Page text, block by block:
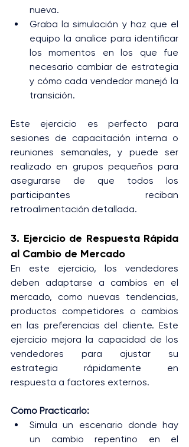
nueva.
Graba la simulación y haz que el
equipo la analice para identificar
los momentos en los que fue
necesario cambiar de estrategia
y cómo cada vendedor manejó la
transición.
Este ejercicio es perfecto para
sesiones de capacitación interna o
reuniones semanales, y puede ser
realizado en grupos pequeños para
asegurarse de que todos los
participantes reciban
retroalimentación detallada.
3. Ejercicio de Respuesta Rápida
al Cambio de Mercado
En este ejercicio, los vendedores
deben adaptarse a cambios en el
mercado, como nuevas tendencias,
productos competidores o cambios
en las preferencias del cliente. Este
ejercicio mejora la capacidad de los
vendedores para ajustar su
estrategia rápidamente en
respuesta a factores externos.
Cómo Practicarlo:
Simula un escenario donde hay
un cambio repentino en el